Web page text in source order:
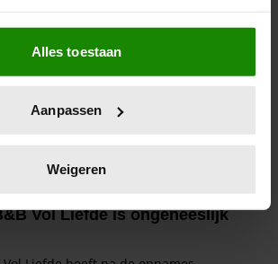
willen we ook graag:
verzamelen over uw geografische
een paar meter nauwkeurig kan zijn
eigenschappen (fingerprinting)
voorkeuren in het
Alles toestaan
Aanpassen
Weigeren